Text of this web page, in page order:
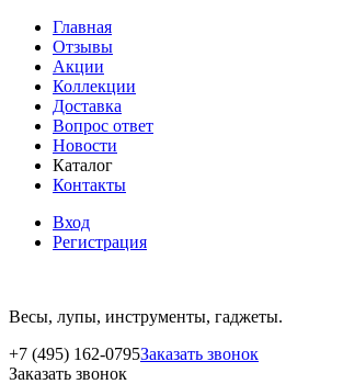
Главная
Отзывы
Акции
Коллекции
Доставка
Вопрос ответ
Новости
Каталог
Контакты
Вход
Регистрация
Весы, лупы, инструменты, гаджеты.
+7 (495) 162-0795Заказать звонок
Заказать звонок